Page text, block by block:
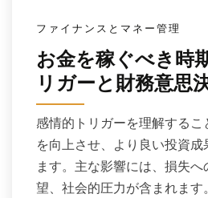
ファイナンスとマネー管理
お金を稼ぐべき時
リガーと財務意思
感情的トリガーを理解する
を向上させ、より良い投資成
ます。主な影響には、損失
望、社会的圧力が含まれます